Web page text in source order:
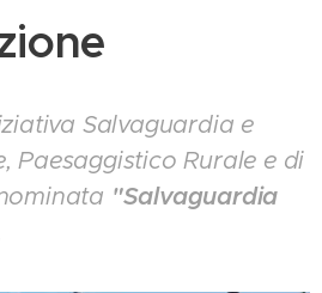
Salvaguardia e
Paesaggistico Rurale e di
"Salvaguardia